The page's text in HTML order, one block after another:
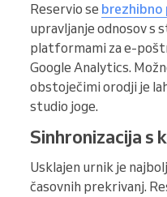
Reservio se brezhibno
upravljanje odnosov s
platformami za e-
Google Analytics.
obstoječimi orodji je
studio joge.
Sinhronizacija s
Usklajen urnik je
časovnih prekrivanj.